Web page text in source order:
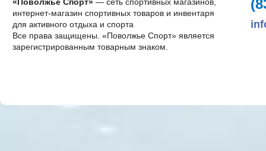
интернет-магазин спортивных товаров и инвентаря
для активного отдыха и спорта
Все права защищены. «Поволжье Спорт» является
зарегистрированным товарным знаком.